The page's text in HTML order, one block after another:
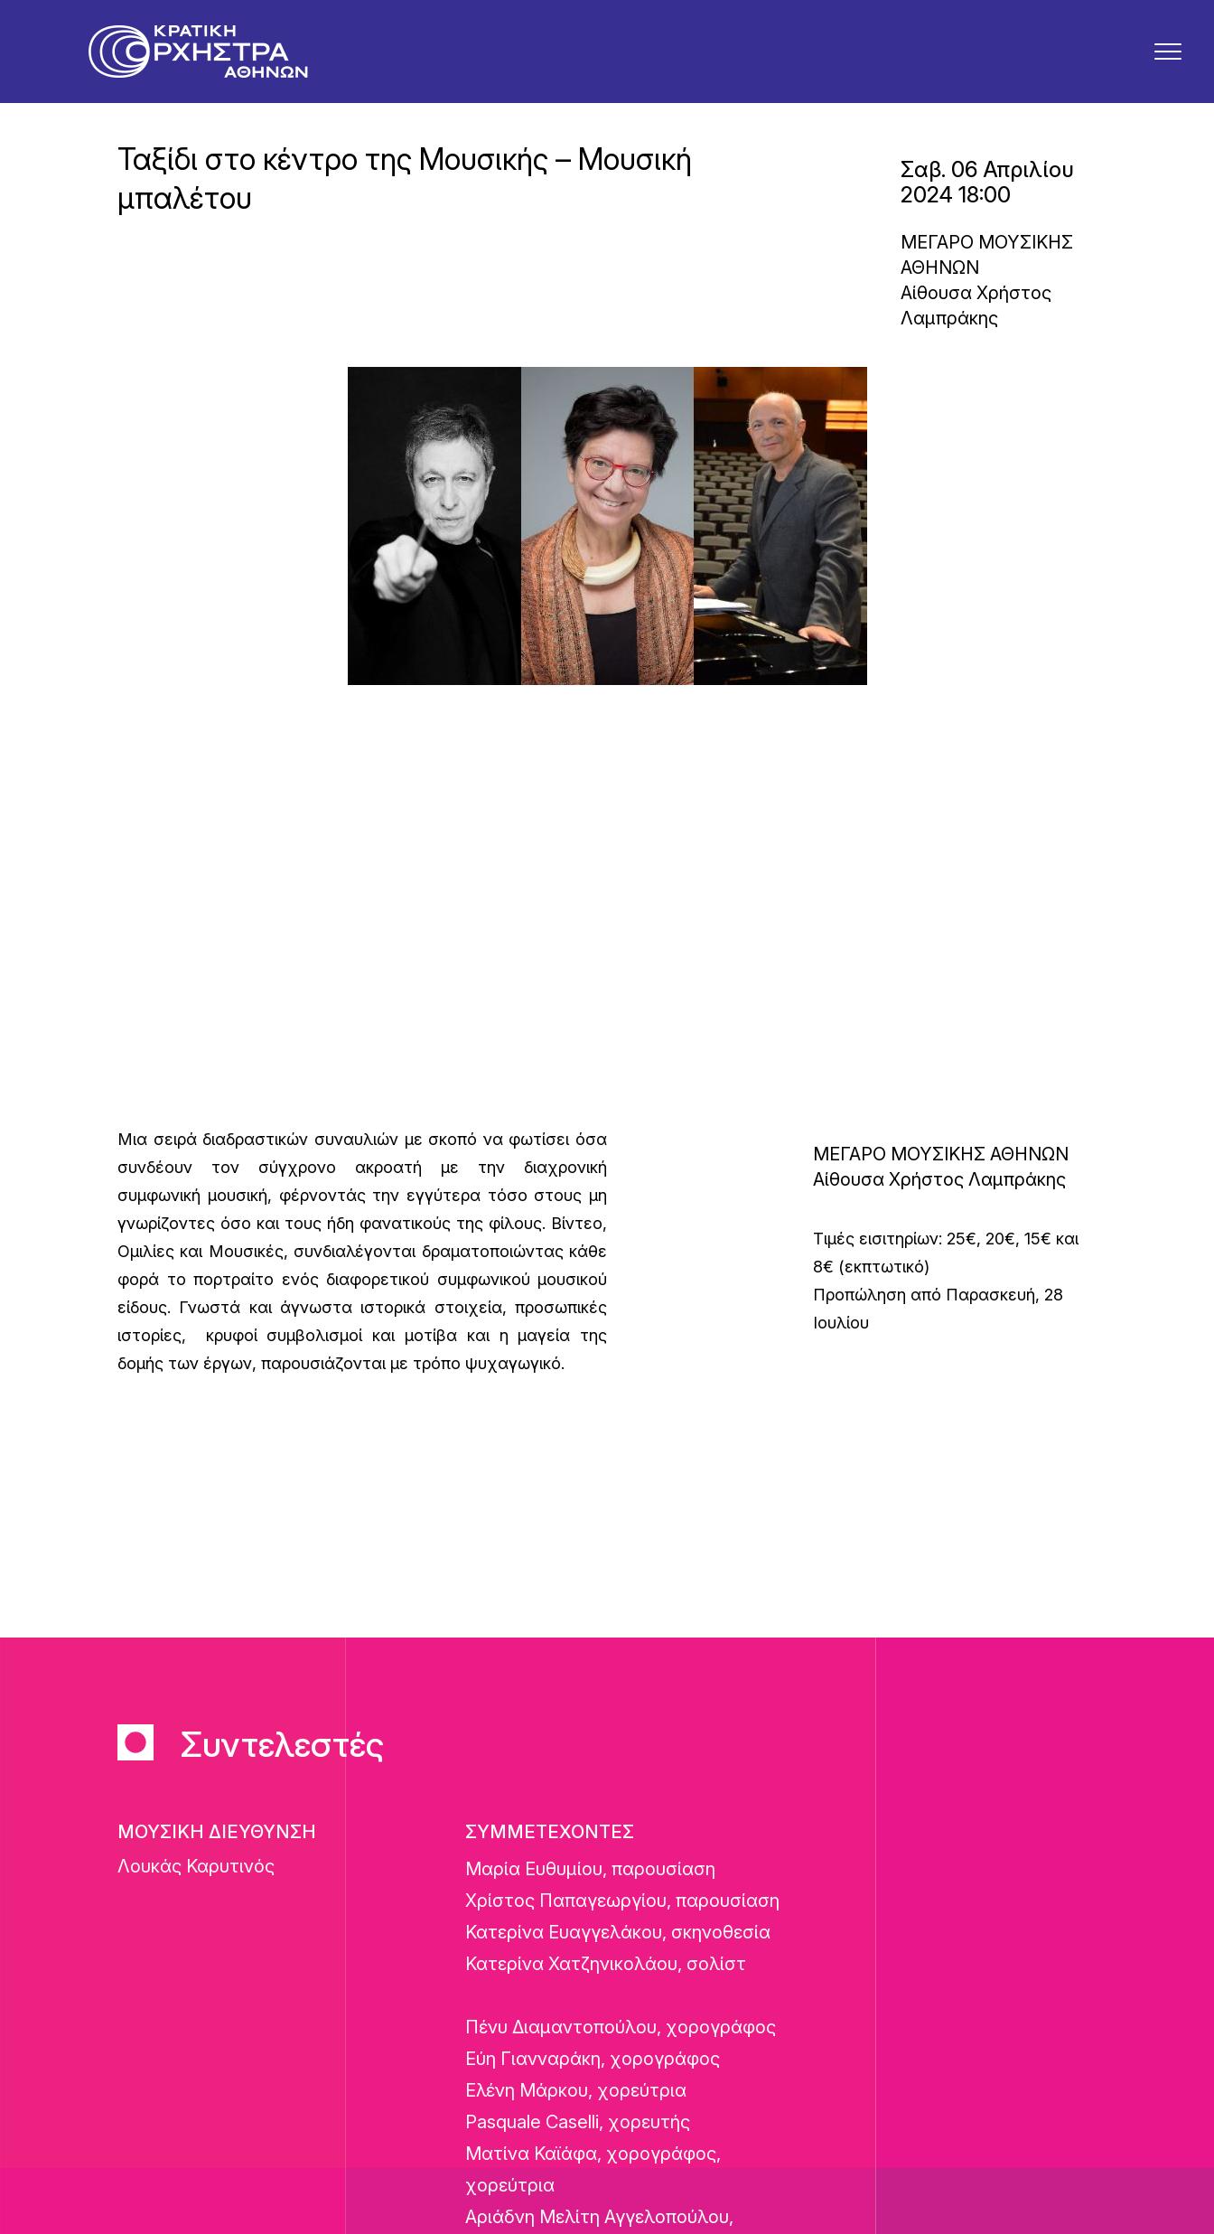
Ταξίδι στο κέντρο της Μουσικής – Μουσική
μπαλέτου
Σαβ. 06 Απριλίου
2024 18:00
ΜΕΓΑΡΟ ΜΟΥΣΙΚΗΣ
ΑΘΗΝΩΝ
Αίθουσα Χρήστος
Λαμπράκης
Μια σειρά διαδραστικών συναυλιών με σκοπό να φωτίσει όσα
συνδέουν τον σύγχρονο ακροατή με την διαχρονική
συμφωνική μουσική, φέρνοντάς την εγγύτερα τόσο στους μη
γνωρίζοντες όσο και τους ήδη φανατικούς της φίλους. Βίντεο,
Ομιλίες και Μουσικές, συνδιαλέγονται δραματοποιώντας κάθε
φορά το πορτραίτο ενός διαφορετικού συμφωνικού μουσικού
είδους. Γνωστά και άγνωστα ιστορικά στοιχεία, προσωπικές
ιστορίες, κρυφοί συμβολισμοί και μοτίβα και η μαγεία της
δομής των έργων, παρουσιάζονται με τρόπο ψυχαγωγικό.
ΜΕΓΑΡΟ ΜΟΥΣΙΚΗΣ ΑΘΗΝΩΝ
Αίθουσα Χρήστος Λαμπράκης
Τιμές εισιτηρίων: 25€, 20€, 15€ και
8€ (εκπτωτικό)
Προπώληση από Παρασκευή, 28
Ιουλίου
Συντελεστές
ΜΟΥΣΙΚΗ ΔΙΕΥΘΥΝΣΗ
Λουκάς Καρυτινός
ΣΥΜΜΕΤΕΧΟΝΤΕΣ
Μαρία Ευθυμίου, παρουσίαση
Χρίστος Παπαγεωργίου, παρουσίαση
Κατερίνα Ευαγγελάκου, σκηνοθεσία
Κατερίνα Χατζηνικολάου, σολίστ
Πένυ Διαμαντοπούλου, χορογράφος
Εύη Γιανναράκη, χορογράφος
Ελένη Μάρκου, χορεύτρια
Pasquale Caselli, χορευτής
Ματίνα Καϊάφα, χορογράφος,
χορεύτρια
Αριάδνη Μελίτη Αγγελοπούλου,